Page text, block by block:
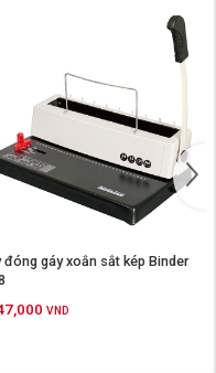
đóng gáy xoắn sắt kép Binder
VND